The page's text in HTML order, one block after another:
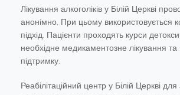
Лікування алкоголіків у Білій Церкві
анонімно. При цьому використовується
підхід. Пацієнти проходять курси
необхідне медикаментозне лікування та
підтримку.
Реабілітаційний центр у Білій Церкві для